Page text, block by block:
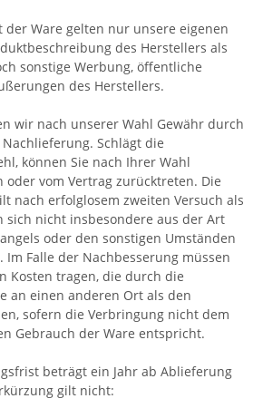
der Ware gelten nur unsere eigenen
des Herstellers als
sonstige Werbung, öffentliche
des Herstellers.
wir nach unserer Wahl Gewähr durch
Schlägt die
können Sie nach Ihrer Wahl
vom Vertrag zurücktreten. Die
nach erfolglosem zweiten Versuch als
sich nicht insbesondere aus der Art
oder den sonstigen Umständen
Falle der Nachbesserung müssen
Kosten tragen, die durch die
an einen anderen Ort als den
sofern die Verbringung nicht dem
Gebrauch der Ware entspricht.
beträgt ein Jahr ab Ablieferung
gilt nicht: